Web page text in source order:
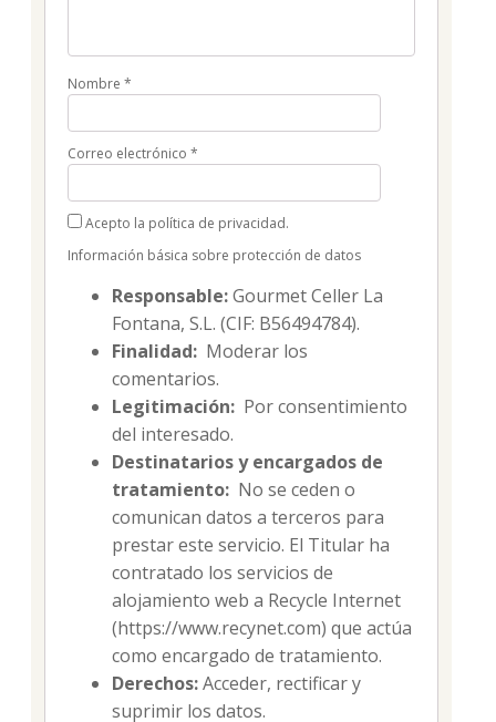
Nombre *
Correo electrónico *
Acepto la política de privacidad.
Información básica sobre protección de datos
Responsable:Gourmet Celler La
Fontana, S.L. (CIF: B56494784).
Finalidad: Moderar los
comentarios.
Legitimación: Por consentimiento
del interesado.
Destinatarios y encargados de
tratamiento: No se ceden o
comunican datos a terceros para
prestar este servicio. El Titular ha
contratado los servicios de
alojamiento web a Recycle Internet
(https://www.recynet.com) que actúa
como encargado de tratamiento.
Derechos:Acceder, rectificar y
suprimir los datos.